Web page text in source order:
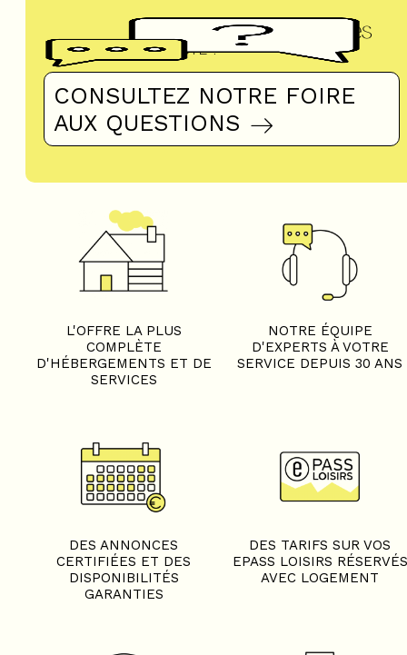
Questions fréquentes
UN DOUTE ?
CONSULTEZ NOTRE FOIRE
AUX QUESTIONS
L'OFFRE LA PLUS
COMPLÈTE
D'HÉBERGEMENTS ET DE
SERVICES
NOTRE ÉQUIPE
D'EXPERTS À VOTRE
SERVICE DEPUIS 30 ANS
DES ANNONCES
CERTIFIÉES ET DES
DISPONIBILITÉS
GARANTIES
DES TARIFS SUR VOS
EPASS LOISIRS RÉSERVÉS
AVEC LOGEMENT